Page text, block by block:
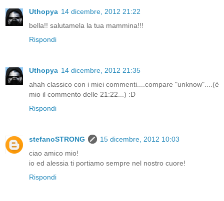
Uthopya 14 dicembre, 2012 21:22
bella!! salutamela la tua mammina!!!
Rispondi
Uthopya 14 dicembre, 2012 21:35
ahah classico con i miei commenti....compare "unknow"....(è
mio il commento delle 21:22...) :D
Rispondi
stefanoSTRONG
15 dicembre, 2012 10:03
ciao amico mio!
io ed alessia ti portiamo sempre nel nostro cuore!
Rispondi